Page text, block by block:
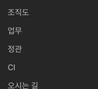
조직도
업무
정관
CI
오시는 길